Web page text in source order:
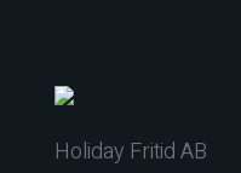
Holiday Fritid AB